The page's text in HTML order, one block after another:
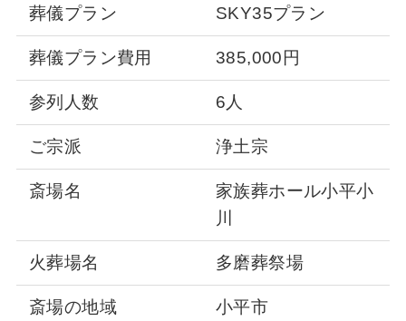
葬儀プラン SKY35プラン
葬儀プラン費用 385,000円
参列人数 6人
ご宗派 浄土宗
斎場名
家族葬ホール小平小
川
火葬場名 多磨葬祭場
斎場の地域 小平市